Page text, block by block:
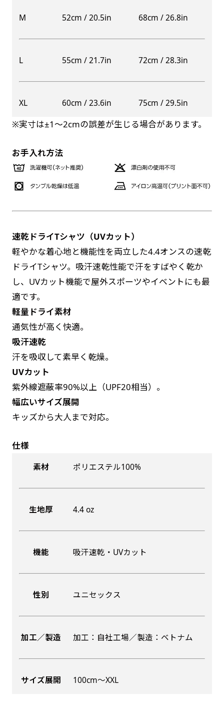
M 52cm / 20.5in 68cm / 26.8in
L 55cm / 21.7in 72cm / 28.3in
XL 60cm / 23.6in 75cm / 29.5in
※実寸は±1〜2cmの誤差が生じる場合があります。
お手入れ方法
速乾ドライTシャツ（UVカット）
軽やかな着心地と機能性を両立した4.4オンスの速乾
ドライTシャツ。吸汗速乾性能で汗をすばやく乾か
し、UVカット機能で屋外スポーツやイベントにも最
適です。
軽量ドライ素材
通気性が高く快適。
吸汗速乾
汗を吸収して素早く乾燥。
UVカット
紫外線遮蔽率90%以上（UPF20相当）。
幅広いサイズ展開
キッズから大人まで対応。
仕様
素材 ポリエステル100%
生地厚 4.4 oz
機能 吸汗速乾・UVカット
性別 ユニセックス
加工／製造 加工：自社工場／製造：ベトナム
サイズ展開 100cm〜XXL
自由入力(60x180以内)
お好みのサイズで縦幕・横幕の作成が可能です。
あんな場所こんな場所お好みのサイズでお好みの
幕の製作をお楽しみください
レギュラーのれん
けて疑似的にのれんのような幕をつくります。お
レギュラーのれんスリムは横幕の上部にチチを5
か所つけて疑似的にのれんのような幕をつくりま
ます。（レギュラーのれん縦50cm／レギュラー
スリムのれん縦30cm）お店の入口付近の装飾に
是非！
る場所でのぼり旗を使用する際に推奨されてい
ます。防炎加工によってのぼり旗が炎に触れても
燃えにくくなります。（燃えるというより溶け
るに近くなるイメージ）一般的な方法は、旗の
素材に特殊な化学薬品を使用して延焼を抑えま
お急ぎ［ +330円 ］
お急ぎは翌営業日発送（基本12時締め切り)枚数
によって対応できない場合、ギリギリでも対応
できる場合もあります。防炎加工、トロピカル
生地は対応不可です。